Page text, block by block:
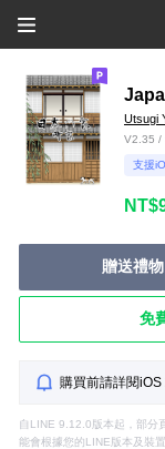
Utsugi
V2.35 /
支援
贈送禮物
免
購買前請詳閱
自LINE 9.12.0版本起，部分
能會根據您的LINE版本及裝